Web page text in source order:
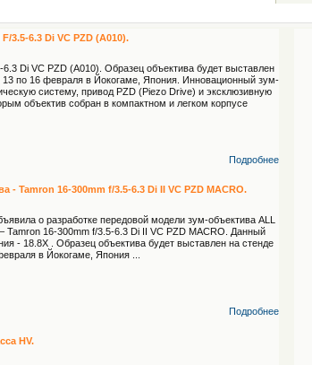
3.5-6.3 Di VC PZD (A010).
Di VC PZD (A010). Образец объектива будет выставлен
13 по 16 февраля в Йокогаме, Япония. Инновационный зум-
систему, привод PZD (Piezo Drive) и эксклюзивную
объектив собран в компактном и легком корпусе
Подробнее
Tamron 16-300mm f/3.5-6.3 Di II VC PZD MACRO.
о разработке передовой модели зум-объектива ALL
16-300mm f/3.5-6.3 Di II VC PZD MACRO. Данный
- 18.8X . Образец объектива будет выставлен на стенде
в Йокогаме, Япония ...
Подробнее
HV.